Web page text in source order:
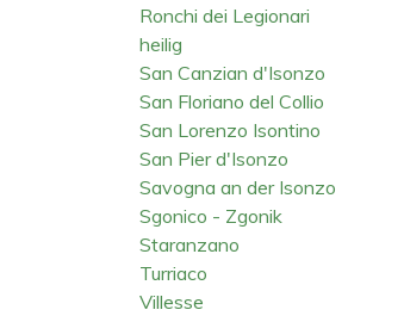
Ronchi dei Legionari
heilig
San Canzian d'Isonzo
San Floriano del Collio
San Lorenzo Isontino
San Pier d'Isonzo
Savogna an der Isonzo
Sgonico - Zgonik
Staranzano
Turriaco
Villesse